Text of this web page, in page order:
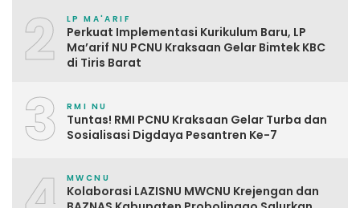
2 LP MA'ARIF
Perkuat Implementasi Kurikulum Baru, LP
Ma’arif NU PCNU Kraksaan Gelar Bimtek KBC
di Tiris Barat
3 RMI NU
Tuntas! RMI PCNU Kraksaan Gelar Turba dan
Sosialisasi Digdaya Pesantren Ke-7
MWCNU
Kolaborasi LAZISNU MWCNU Krejengan dan